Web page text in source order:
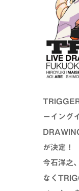
ーイング
が決定！
今石洋之
なく